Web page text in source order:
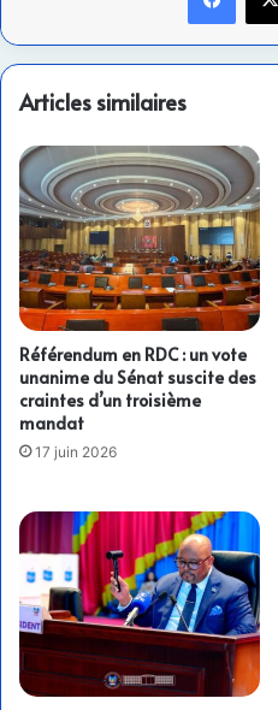
Articles similaires
Référendum en RDC : un vote
unanime du Sénat suscite des
craintes d’un troisième
mandat
17 juin 2026